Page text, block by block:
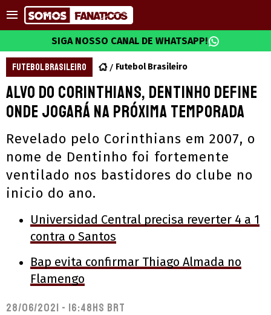
SIGA NOSSO CANAL DE WHATSAPP!
FUTEBOL BRASILEIRO Futebol Brasileiro
Alvo do Corinthians, Dentinho define
onde jogará na próxima temporada
Revelado pelo Corinthians em 2007, o
nome de Dentinho foi fortemente
ventilado nos bastidores do clube no
inicio do ano.
Universidad Central precisa reverter 4 a 1
contra o Santos
Bap evita confirmar Thiago Almada no
Flamengo
28/06/2021 - 16:48hs BRT